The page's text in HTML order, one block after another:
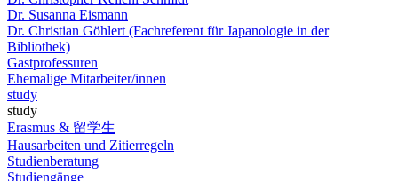
Dr. Susanna Eismann
Dr. Christian Göhlert (Fachreferent für Japanologie in der
Bibliothek)
Gastprofessuren
Ehemalige Mitarbeiter/innen
study
study
Erasmus & 留学生
Hausarbeiten und Zitierregeln
Studienberatung
Studiengänge